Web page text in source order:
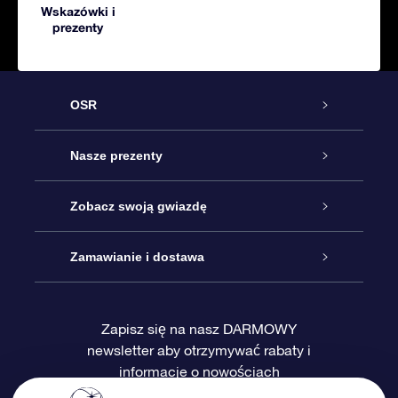
Wskazówki i
prezenty
OSR
Obsługa
Kontakt
Blog
Recenzje
Nasze prezenty
Podarunek Gwiazda Online
Pakiet Podarunkowy OSR
Karta podarunkowa OSR
Zobacz swoją gwiazdę
Rejestr Gwiazd
Sprsonalizowana Strona Gwiazdy
Zamawianie i dostawa
Metody płatności
Zapisz się na nasz DARMOWY
newsletter aby otrzymywać rabaty i
informacje o nowościach